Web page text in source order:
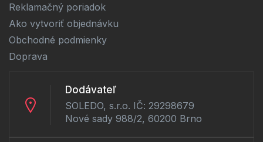
Reklamačný poriadok
Ako vytvoriť objednávku
Obchodné podmienky
Doprava
Dodávateľ
SOLEDO, s.r.o. IČ: 29298679
Nové sady 988/2, 60200 Brno